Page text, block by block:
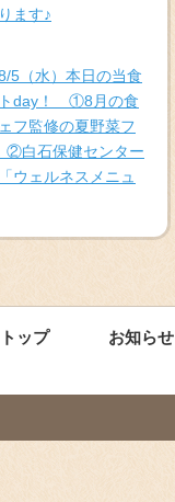
ます♪
（水）本日の当食
トday！ ①8月の食
フ監修の夏野菜フ
②白石保健センター
ウェルネスメニュ
トップ お知らせ